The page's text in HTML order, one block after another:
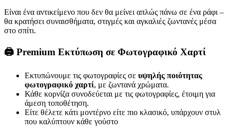
Είναι ένα αντικείμενο που δεν θα μείνει απλώς πάνω σε ένα ράφι –
θα κρατήσει συναισθήματα, στιγμές και αγκαλιές ζωντανές μέσα
στο σπίτι.
🖨 Premium Εκτύπωση σε Φωτογραφικό Χαρτί
Εκτυπώνουμε τις φωτογραφίες σε υψηλής ποιότητας
φωτογραφικό χαρτί, με ζωντανά χρώματα.
Κάθε κορνίζα συνοδεύεται με τις φωτογραφίες, έτοιμη για
άμεση τοποθέτηση.
Είτε θέλετε κάτι μοντέρνο είτε πιο κλασικό, υπάρχουν στυλ
που καλύπτουν κάθε γούστο